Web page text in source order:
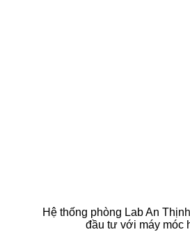
Hệ thống phòng Lab An
đầu tư với máy móc